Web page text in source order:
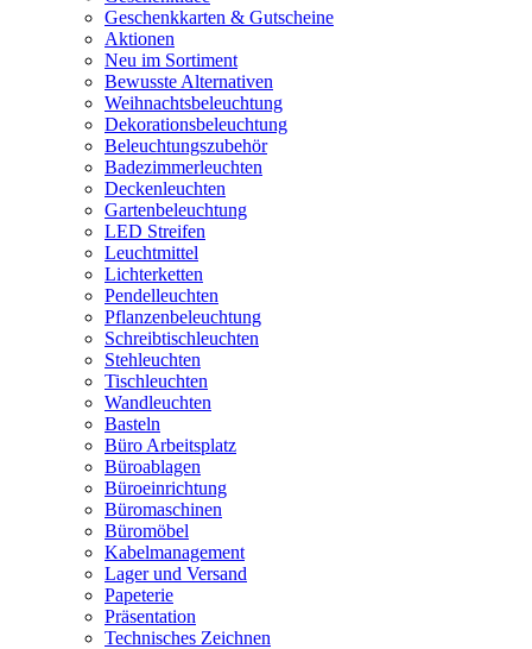
Geschenkkarten & Gutscheine
Aktionen
Neu im Sortiment
Bewusste Alternativen
Weihnachtsbeleuchtung
Dekorationsbeleuchtung
Beleuchtungszubehör
Badezimmerleuchten
Deckenleuchten
Gartenbeleuchtung
LED Streifen
Leuchtmittel
Lichterketten
Pendelleuchten
Pflanzenbeleuchtung
Schreibtischleuchten
Stehleuchten
Tischleuchten
Wandleuchten
Basteln
Büro Arbeitsplatz
Büroablagen
Büroeinrichtung
Büromaschinen
Büromöbel
Kabelmanagement
Lager und Versand
Papeterie
Präsentation
Technisches Zeichnen